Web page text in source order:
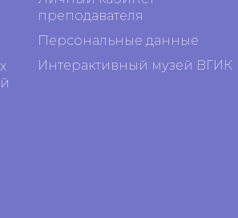
преподавателя
Персональные данные
Интерактивный музей ВГИК